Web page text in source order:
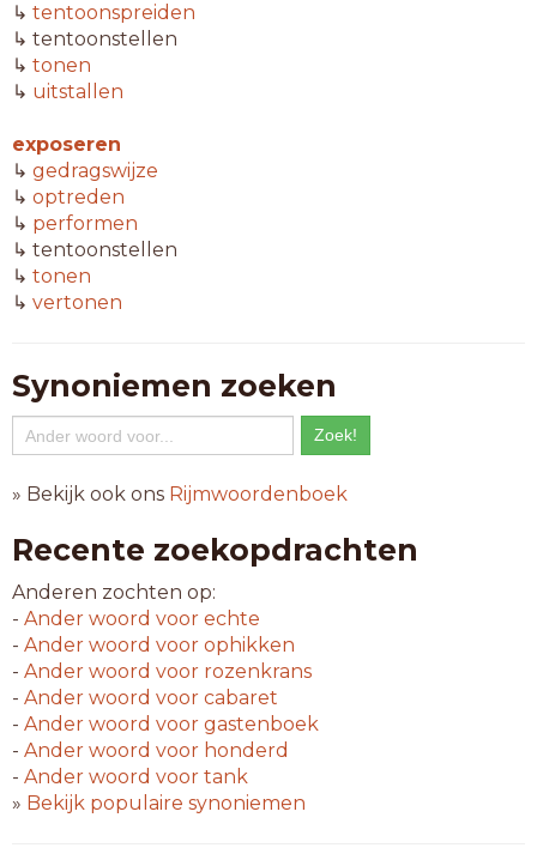
↳ tentoonspreiden
↳ tentoonstellen
↳ tonen
↳ uitstallen
exposeren
↳ gedragswijze
↳ optreden
↳ performen
↳ tentoonstellen
↳ tonen
↳ vertonen
Synoniemen zoeken
» Bekijk ook ons Rijmwoordenboek
Recente zoekopdrachten
Anderen zochten op:
- Ander woord voor echte
- Ander woord voor ophikken
- Ander woord voor rozenkrans
- Ander woord voor cabaret
- Ander woord voor gastenboek
- Ander woord voor honderd
- Ander woord voor tank
» Bekijk populaire synoniemen